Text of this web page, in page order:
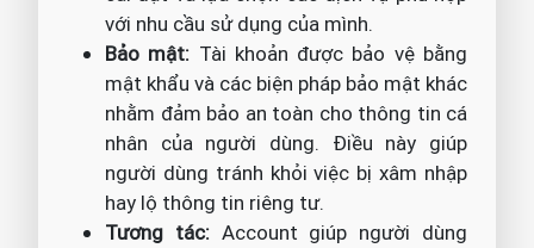
với nhu cầu sử dụng của mình.
Bảo mật: Tài khoản được bảo vệ bằng
mật khẩu và các biện pháp bảo mật khác
nhằm đảm bảo an toàn cho thông tin cá
nhân của người dùng. Điều này giúp
người dùng tránh khỏi việc bị xâm nhập
hay lộ thông tin riêng tư.
Tương tác: Account giúp người dùng